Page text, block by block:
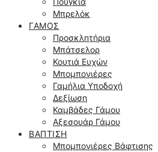
Μπρελόκ
ΓΆΜΟΣ
Προσκλητήρια
Μπάτσελορ
Κουτιά Ευχών
Μπομπονιέρες
Γαμήλια Υποδοχή
Δεξίωση
Καμβάδες Γάμου
Αξεσουάρ Γάμου
ΒΆΠΤΙΣΗ
Μπομπονιέρες Βάφτισης